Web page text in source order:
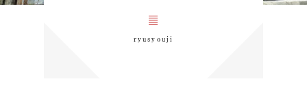
ryusyouji